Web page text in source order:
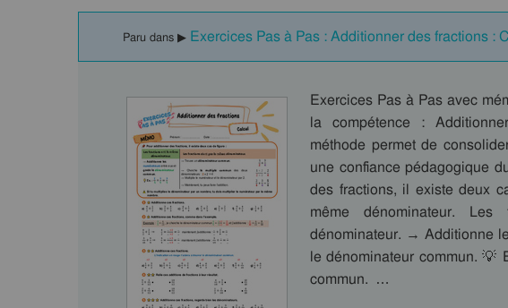
Paru dans ▶ Exercices Pas à Pas : Additionner des fractions :
Exercices Pas à Pas avec
la compétence :
méthode permet de
une confiance pédagogique
des fractions, il existe deux
même dénominateur.
dénominateur. → Additionne
le dénominateur commun.
commun. …